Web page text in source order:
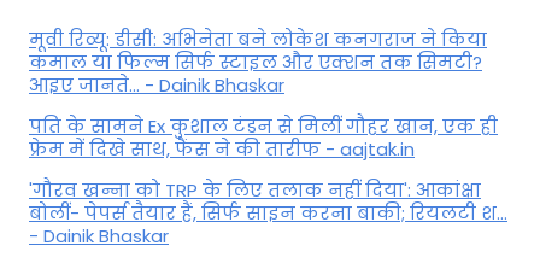
मूवी रिव्यू: डीसी: अभिनेता बने लोकेश कनगराज ने किया
कमाल या फिल्म सिर्फ स्टाइल और एक्शन तक सिमटी?
आइए जानते... - Dainik Bhaskar
पति के सामने Ex कुशाल टंडन से मिलीं गौहर खान, एक ही
फ्रेम में दिखे साथ, फैंस ने की तारीफ - aajtak.in
'गौरव खन्ना को TRP के लिए तलाक नहीं दिया': आकांक्षा
बोलीं- पेपर्स तैयार हैं, सिर्फ साइन करना बाकी; रियलटी श...
- Dainik Bhaskar